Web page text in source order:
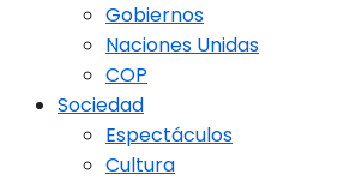
Gobiernos
Naciones Unidas
COP
Sociedad
Espectáculos
Cultura